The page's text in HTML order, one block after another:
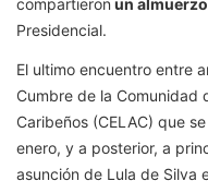
Presidencial.
El ultimo encuentro entre
Cumbre de la Comunidad
Caribeños (CELAC) que
enero, y a posterior, a
asunción de Lula de Silva